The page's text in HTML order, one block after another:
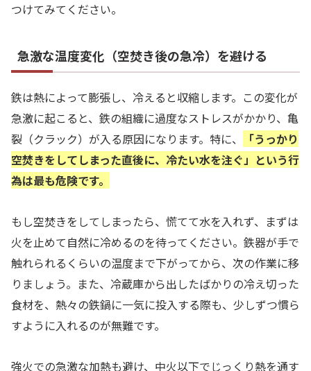
つけてみてください。
急激な温度変化（空焚き後の急冷）を避ける
鉄は熱によって膨張し、冷えると収縮します。この変化が
急激に起こると、鉄の組織に過度なストレスがかかり、亀
裂（クラック）が入る原因になります。特に、
「うっかり
空焚きをしてしまった直後に、冷たい水を注ぐ」という行
為は最も危険です。
もし空焚きをしてしまったら、慌てて水を入れず、まずは
火を止めて自然に冷めるのを待ってください。鉄器が手で
触れられるくらいの温度まで下がってから、次の作業に移
りましょう。また、冷蔵庫から出したばかりの冷え切った
食材を、熱々の鉄鍋に一気に投入する際も、少しずつ慣ら
すように入れるのが無難です。
強火での急激な加熱も避け、中火以下でじっくり熱を通す